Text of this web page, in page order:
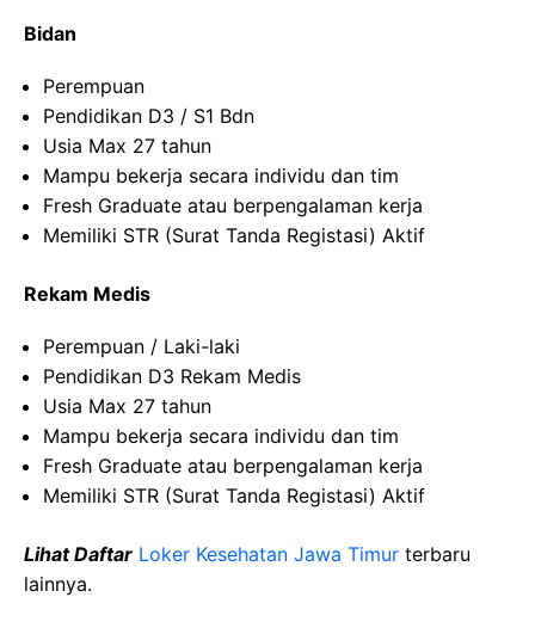
Bidan
Perempuan
Pendidikan D3 / S1 Bdn
Usia Max 27 tahun
Mampu bekerja secara individu dan tim
Fresh Graduate atau berpengalaman kerja
Memiliki STR (Surat Tanda Registasi) Aktif
Rekam Medis
Perempuan / Laki-laki
Pendidikan D3 Rekam Medis
Usia Max 27 tahun
Mampu bekerja secara individu dan tim
Fresh Graduate atau berpengalaman kerja
Memiliki STR (Surat Tanda Registasi) Aktif
Lihat Daftar Loker Kesehatan Jawa Timur terbaru
lainnya.